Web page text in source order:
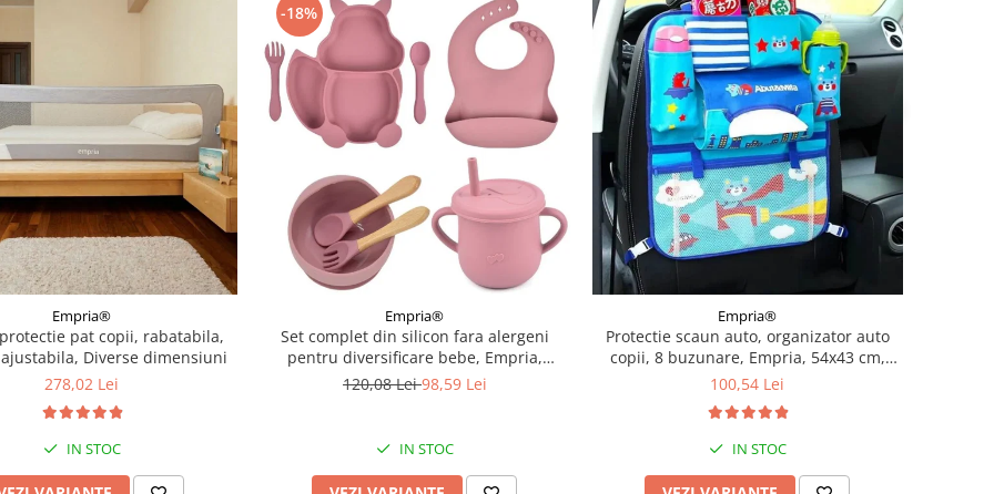
Empria®
pat copii, rabatabila,
Diverse dimensiuni
278,02 Lei
IN STOC
-18%
Empria®
Set complet din silicon fara alergeni
pentru diversificare bebe, Empria,
Veverita, Diverse culori
120,08 Lei98,59 Lei
IN STOC
Empria®
Protectie scaun auto, organizator auto
copii, 8 buzunare, Empria, 54x43 cm,
Albastru
100,54 Lei
IN STOC